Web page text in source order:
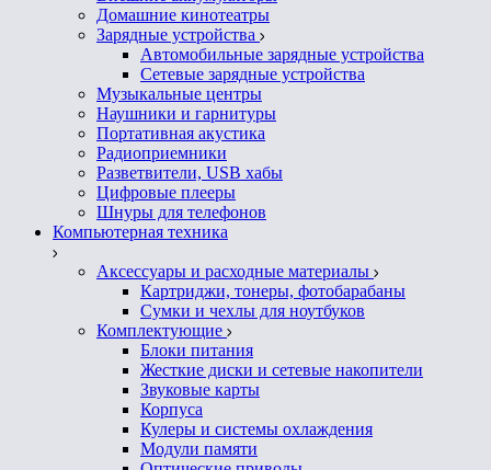
Домашние кинотеатры
Зарядные устройства
Автомобильные зарядные устройства
Сетевые зарядные устройства
Музыкальные центры
Наушники и гарнитуры
Портативная акустика
Радиоприемники
Разветвители, USB хабы
Цифровые плееры
Шнуры для телефонов
Компьютерная техника
Аксессуары и расходные материалы
Картриджи, тонеры, фотобарабаны
Сумки и чехлы для ноутбуков
Комплектующие
Блоки питания
Жесткие диски и сетевые накопители
Звуковые карты
Корпуса
Кулеры и системы охлаждения
Модули памяти